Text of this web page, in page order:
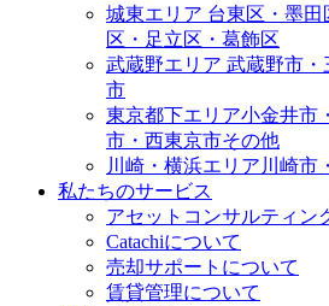
城東エリア 台東区・墨田
区・足立区・葛飾区
武蔵野エリア 武蔵野市・
市
東京都下エリア小金井市
市・西東京市その他
川崎・横浜エリア 川崎市
私たちのサービス
アセットコンサルティン
Catachiについて
売却サポートについて
賃貸管理について